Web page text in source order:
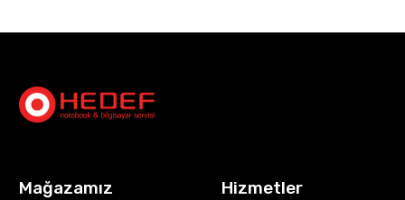
Mağazamız Hizmetler